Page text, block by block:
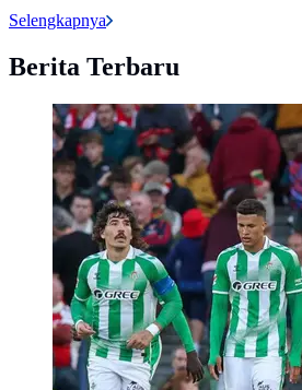
Selengkapnya
Berita Terbaru